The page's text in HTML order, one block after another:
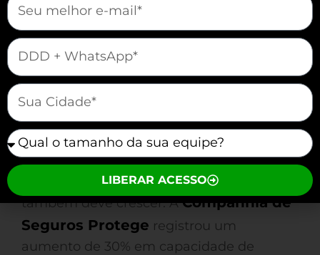
Mac Service centralizou suas operações
de marketing, ganhando 25% em
agilidade nas campanhas de vendas.
Outro ponto forte da WhatsApp Business
API é sua escalabilidade. Conforme sua
empresa cresce, sua comunicação
também deve crescer. ACompanhia de
Seguros Protege registrou um
aumento de 30% em capacidade de
mauticform[telefone]
mauticform[cidade]
mauticform[equipe]
LIBERAR ACESSO